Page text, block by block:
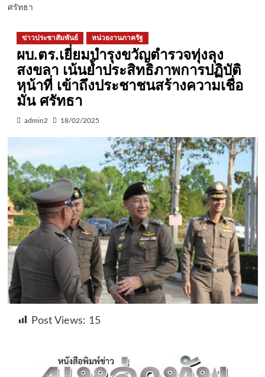
ศรัทธา
ข่าวประชาสัมพันธ์ หน่วยงานภาครัฐ
ผบ.ตร.เยี่ยมบำรุงขวัญตำรวจทุ่งลุง
สงขลา เน้นย้ำประสิทธิภาพการปฏิบัติ
หน้าที่ เข้าถึงประชาชนสร้างความเชื่อ
มั่น ศรัทธา
admin2 18/02/2025
Post Views: 15